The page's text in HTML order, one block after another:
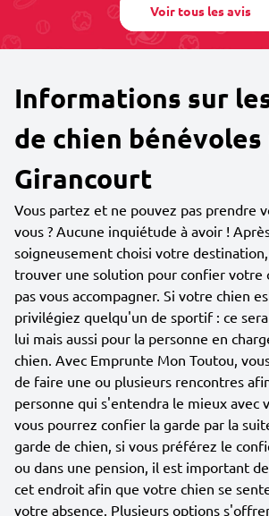
Voir tous les avis
Informations sur
de chien bénévoles
Girancourt
Vous partez et ne pouvez pas prendre
vous ? Aucune inquiétude à avoir !
soigneusement choisi votre
trouver une solution pour confier votre
pas vous accompagner. Si votre chien
privilégiez quelqu'un de sportif : ce
lui mais aussi pour la personne en
chien. Avec Emprunte Mon Toutou,
de faire une ou plusieurs rencontres
personne qui s'entendra le mieux avec
vous pourrez confier la garde par la
garde de chien, si vous préférez le
ou dans une pension, il est important
cet endroit afin que votre chien se
votre absence. Plusieurs options